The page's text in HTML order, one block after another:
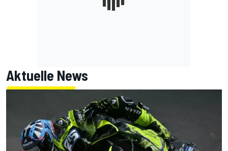
Aktuelle News